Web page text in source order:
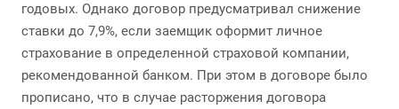
годовых. Однако договор предусматривал снижение
ставки до 7,9%, если заемщик оформит личное
страхование в определенной страховой компании,
рекомендованной банком. При этом в договоре было
прописано, что в случае расторжения договора